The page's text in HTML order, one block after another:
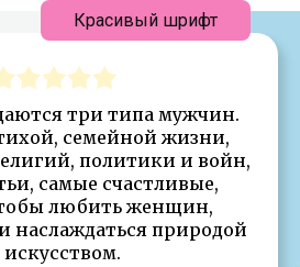
три типа мужчин.
семейной жизни,
политики и войн,
самые счастливые,
любить женщин,
наслаждаться природой
Красивый шрифт